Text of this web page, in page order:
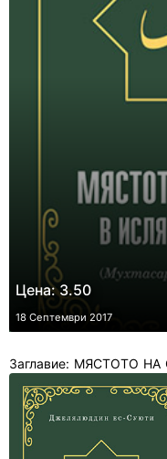
Цена: 3.50
18 Септември 2017
Заглавие: МЯСТОТО